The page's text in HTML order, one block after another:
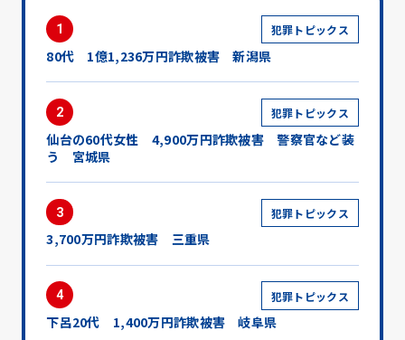
1 犯罪トピックス
80代 1億1,236万円詐欺被害 新潟県
2 犯罪トピックス
仙台の60代女性 4,900万円詐欺被害 警察官など装
う 宮城県
3 犯罪トピックス
3,700万円詐欺被害 三重県
4 犯罪トピックス
下呂20代 1,400万円詐欺被害 岐阜県